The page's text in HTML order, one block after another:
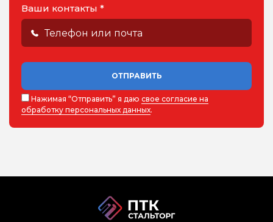
Ваши контакты *
ОТПРАВИТЬ
Нажимая “Отправить” я даю свое согласие на
обработку персональных данных.